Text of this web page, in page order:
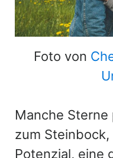
Foto von
Manche
zum
Potenzial, eine